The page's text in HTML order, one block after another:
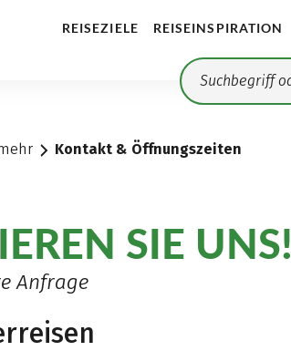
REISEZIELE REISEINSPIRATION
Kontakt & Öffnungszeiten
SIE UNS!
Anfrage